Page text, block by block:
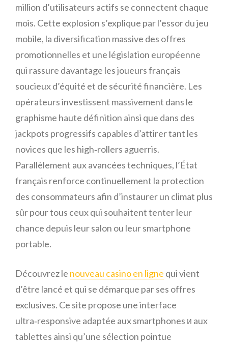
million d’utilisateurs actifs se connectent chaque
mois. Cette explosion s’explique par l’essor du jeu
mobile, la diversification massive des offres
promotionnelles et une législation européenne
qui rassure davantage les joueurs français
soucieux d’équité et de sécurité financière. Les
opérateurs investissent massivement dans le
graphisme haute définition ainsi que dans des
jackpots progressifs capables d’attirer tant les
novices que les high‑rollers aguerris.
Parallèlement aux avancées techniques, l’État
français renforce continuellement la protection
des consommateurs afin d’instaurer un climat plus
sûr pour tous ceux qui souhaitent tenter leur
chance depuis leur salon ou leur smartphone
portable.
Découvrez le nouveau casino en ligne qui vient
d’être lancé et qui se démarque par ses offres
exclusives. Ce site propose une interface
ultra‑responsive adaptée aux smartphones и aux
tablettes ainsi qu’une sélection pointue